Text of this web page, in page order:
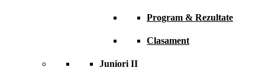
Program & Rezultate
Clasament
Juniori II